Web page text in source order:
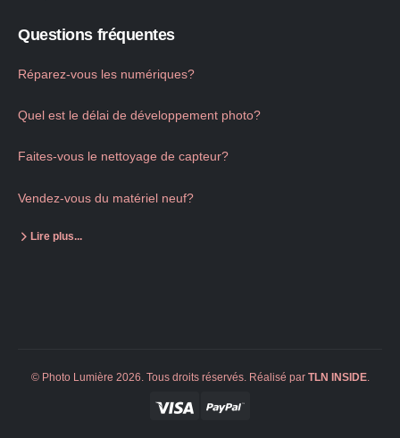
Questions fréquentes
Réparez-vous les numériques?
Quel est le délai de développement photo?
Faites-vous le nettoyage de capteur?
Vendez-vous du matériel neuf?
Lire plus...
© Photo Lumière 2026. Tous droits réservés. Réalisé par TLN INSIDE.